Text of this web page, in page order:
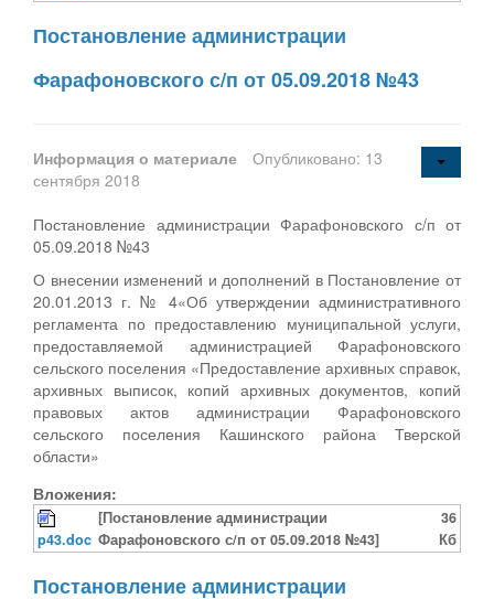
Постановление администрации
Фарафоновского с/п от 05.09.2018 №43
Информация о материале
Опубликовано: 13
сентября 2018
Постановление администрации Фарафоновского с/п от
05.09.2018 №43
О внесении изменений и дополнений в Постановление от
20.01.2013 г. № 4«Об утверждении административного
регламента по предоставлению муниципальной услуги,
предоставляемой администрацией Фарафоновского
сельского поселения «Предоставление архивных справок,
архивных выписок, копий архивных документов, копий
правовых актов администрации Фарафоновского
сельского поселения Кашинского района Тверской
области»
Вложения:
p43.doc
[Постановление администрации
Фарафоновского с/п от 05.09.2018 №43]
36
Кб
Постановление администрации